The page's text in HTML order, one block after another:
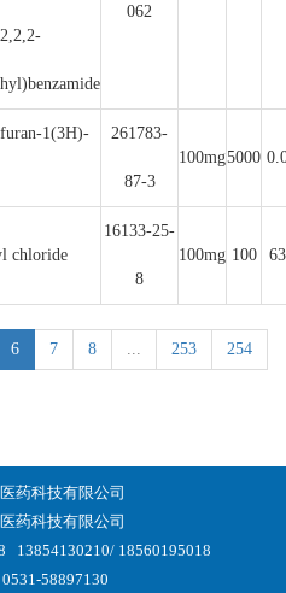
062
1(3H)- 261783-
87-3
100mg5000
chloride
16133-25-
8
100mg 100
6 7 8 253 254
药科技有限公司
药科技有限公司
13854130210/ 18560195018
58897130